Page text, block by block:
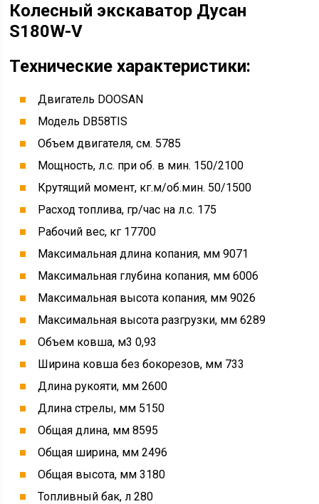
Колесный экскаватор Дусан
S180W-V
Технические характеристики:
Двигатель DOOSAN
Модель DB58TIS
Объем двигателя, см. 5785
Мощность, л.с. при об. в мин. 150/2100
Крутящий момент, кг.м/об.мин. 50/1500
Расход топлива, гр/час на л.с. 175
Рабочий вес, кг 17700
Максимальная длина копания, мм 9071
Максимальная глубина копания, мм 6006
Максимальная высота копания, мм 9026
Максимальная высота разгрузки, мм 6289
Объем ковша, м3 0,93
Ширина ковша без бокорезов, мм 733
Длина рукояти, мм 2600
Длина стрелы, мм 5150
Общая длина, мм 8595
Общая ширина, мм 2496
Общая высота, мм 3180
Топливный бак, л 280